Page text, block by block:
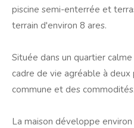
piscine semi-enterrée et
terrain d'environ 8 ares.
Située dans un quartier
cadre de vie agréable à
commune et des commodités.
La maison développe